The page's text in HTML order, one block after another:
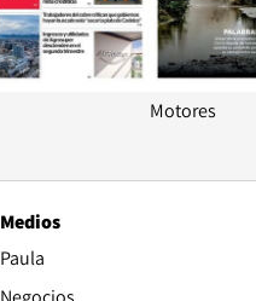
Motores
Medios
Paula